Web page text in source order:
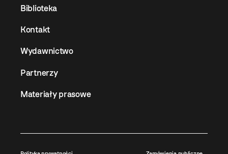
Biblioteka
Kontakt
Wydawnictwo
Partnerzy
Materiały prasowe